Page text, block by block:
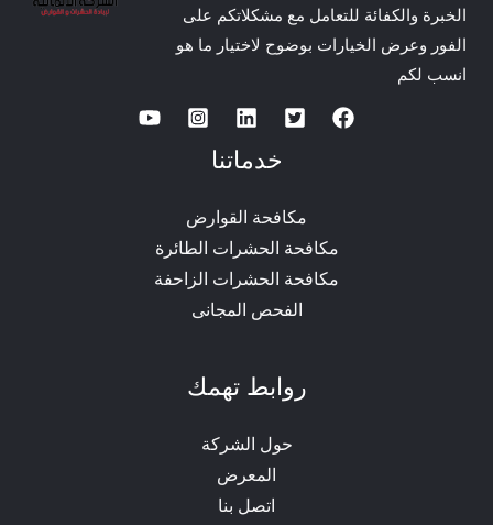
الخبرة والكفائة للتعامل مع مشكلاتكم على
الفور وعرض الخيارات بوضوح لاختيار ما هو
انسب لكم
خدماتنا
مكافحة القوارض
مكافحة الحشرات الطائرة
مكافحة الحشرات الزاحفة
الفحص المجانى
روابط تهمك
حول الشركة
المعرض
اتصل بنا